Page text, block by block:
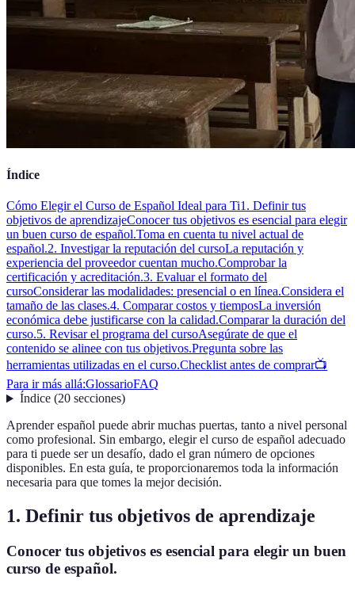
Índice
Cómo Elegir el Curso de Español Ideal para Ti1. Definir tus
objetivos de aprendizajeConocer tus objetivos es esencial para elegir
un buen curso de español.Toma en cuenta tu nivel actual de
español.2. Investigar la reputación del cursoLa reputación y
experiencia del proveedor cuentan mucho.Comprobar la
certificación y acreditación.3. Evaluar el formato del
cursoConsiderar las modalidades: presencial o en línea.Considera el
tamaño de las clases.4. Comparar costos y tiemposLa inversión
económica debe justificarse con la calidad.Comparar la duración del
curso.5. Revisar el programa del cursoAsegúrate de que el
contenido se alinee con tus objetivos.Pregunta sobre las
herramientas utilizadas en el curso.Checklist antes de comprar📺
Para ir más allá:GlossarioFAQ
Índice(20 secciones)
Aprender español puede abrir muchas puertas, tanto a nivel personal
como profesional. Sin embargo, elegir el curso de español adecuado
para ti puede ser un desafío, dado el gran número de opciones
disponibles. En esta guía, te proporcionaremos toda la información
necesaria para que tomes la mejor decisión.
1. Definir tus objetivos de aprendizaje
Conocer tus objetivos es esencial para elegir un buen
curso de español.